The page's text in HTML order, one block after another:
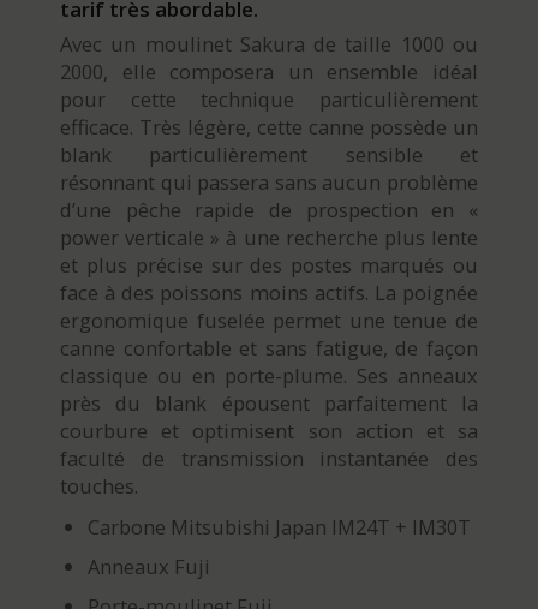
tarif très abordable.
Avec un moulinet Sakura de taille 1000 ou
2000, elle composera un ensemble idéal
pour cette technique particulièrement
efficace. Très légère, cette canne possède un
blank particulièrement sensible et
résonnant qui passera sans aucun problème
d’une pêche rapide de prospection en «
power verticale » à une recherche plus lente
et plus précise sur des postes marqués ou
face à des poissons moins actifs. La poignée
ergonomique fuselée permet une tenue de
canne confortable et sans fatigue, de façon
classique ou en porte-plume. Ses anneaux
près du blank épousent parfaitement la
courbure et optimisent son action et sa
faculté de transmission instantanée des
touches.
Carbone Mitsubishi Japan IM24T + IM30T
Anneaux Fuji